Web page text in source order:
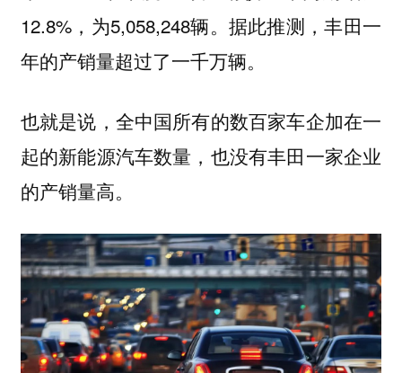
12.8%，为5,058,248辆。据此推测，丰田一
年的产销量超过了一千万辆。
也就是说，全中国所有的数百家车企加在一
起的新能源汽车数量，也没有丰田一家企业
的产销量高。